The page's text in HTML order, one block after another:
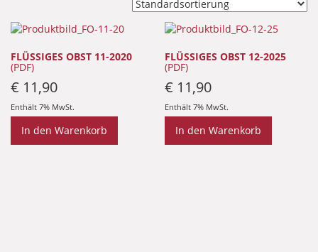
FLÜSSIGES OBST 11-2020
(PDF)
€ 11,90
Enthält 7% MwSt.
In den Warenkorb
FLÜSSIGES OBST 12-2025
(PDF)
€ 11,90
Enthält 7% MwSt.
In den Warenkorb